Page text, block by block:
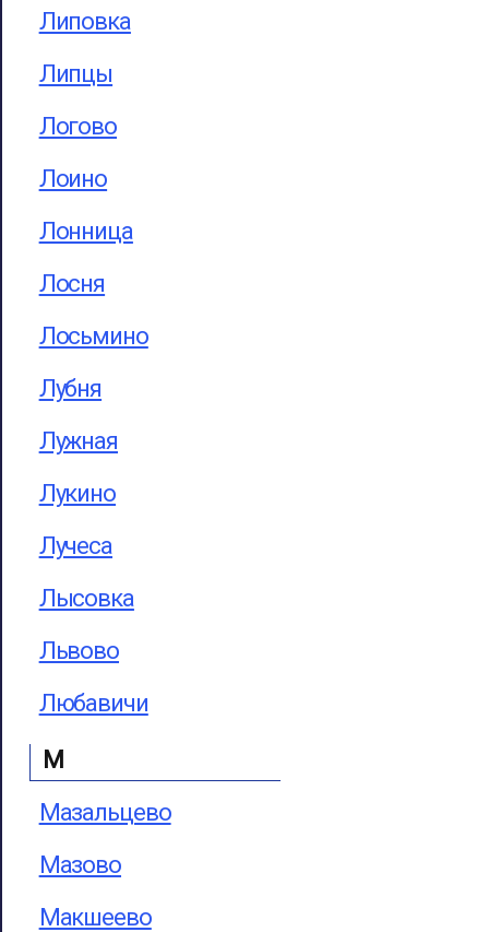
Липовка
Липцы
Логово
Лоино
Лонница
Лосня
Лосьмино
Лубня
Лужная
Лукино
Лучеса
Лысовка
Львово
Любавичи
М
Мазальцево
Мазово
Макшеево